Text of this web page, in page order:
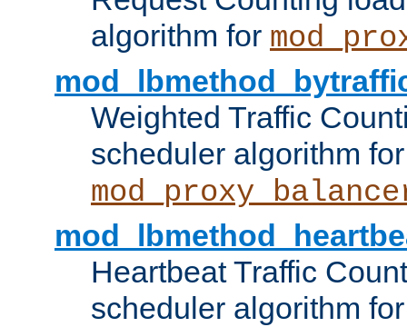
algorithm for
Weighted Traffic
scheduler algorithm for
Heartbeat Traffic
scheduler algorithm for